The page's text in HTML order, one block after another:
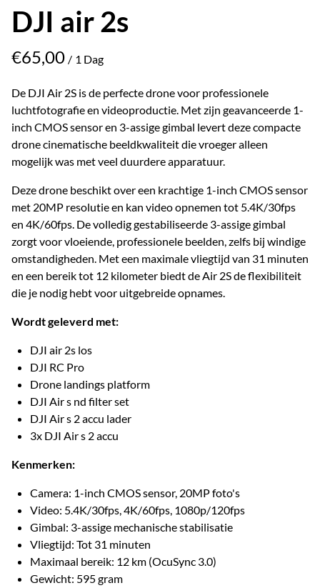
DJI air 2s
/
De DJI Air 2S is de perfecte drone voor professionele
luchtfotografie en videoproductie. Met zijn geavanceerde 1-
inch CMOS sensor en 3-assige gimbal levert deze compacte
drone cinematische beeldkwaliteit die vroeger alleen
mogelijk was met veel duurdere apparatuur.
Deze drone beschikt over een krachtige 1-inch CMOS sensor
met 20MP resolutie en kan video opnemen tot 5.4K/30fps
en 4K/60fps. De volledig gestabiliseerde 3-assige gimbal
zorgt voor vloeiende, professionele beelden, zelfs bij windige
omstandigheden. Met een maximale vliegtijd van 31 minuten
en een bereik tot 12 kilometer biedt de Air 2S de flexibiliteit
die je nodig hebt voor uitgebreide opnames.
Wordt geleverd met:
DJI air 2s los
DJI RC Pro
Drone landings platform
DJI Air s nd filter set
DJI Air s 2 accu lader
3x DJI Air s 2 accu
Kenmerken:
Camera: 1-inch CMOS sensor, 20MP foto's
Video: 5.4K/30fps, 4K/60fps, 1080p/120fps
Gimbal: 3-assige mechanische stabilisatie
Vliegtijd: Tot 31 minuten
Maximaal bereik: 12 km (OcuSync 3.0)
Gewicht: 595 gram